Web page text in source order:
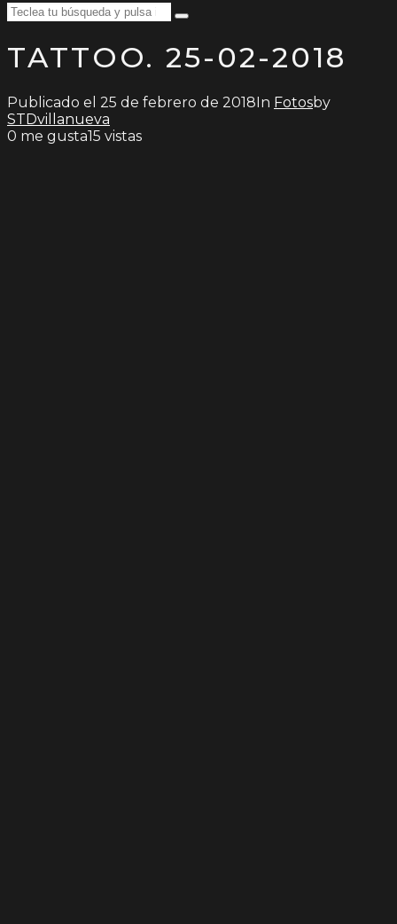
Search
for:
Teclea
búsqueda
y
TATTOO. 25-02-2018
Publicado el 25 de febrero de 2018In Fotosby
STDvillanueva
0 me gusta15 vistas